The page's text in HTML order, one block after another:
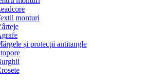
monturi
și protecții antitangle